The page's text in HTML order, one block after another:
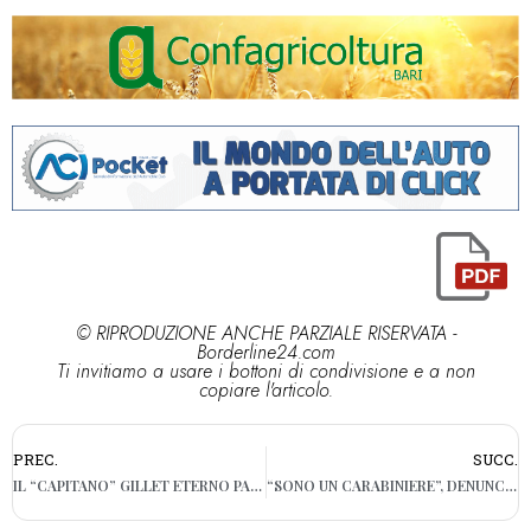
© RIPRODUZIONE ANCHE PARZIALE RISERVATA -
Borderline24.com
Ti invitiamo a usare i bottoni di condivisione e a non
copiare l'articolo.
PREC.
IL “CAPITANO” GILLET ETERNO PARARIGORI (ANCHE IN BELGIO)
SUCC.
“SONO UN CARABINIERE”, DENUNCIATO 50ENNE ARMATO